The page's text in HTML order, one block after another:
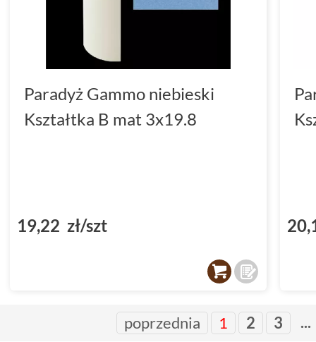
Paradyż Gammo niebieski
Kształtka B mat 3x19.8
19,22 zł/szt
poprzednia 1 2 3 ...